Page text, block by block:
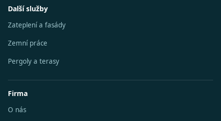
Další služby
Zateplení a fasády
Zemní práce
Pergoly a terasy
Firma
O nás